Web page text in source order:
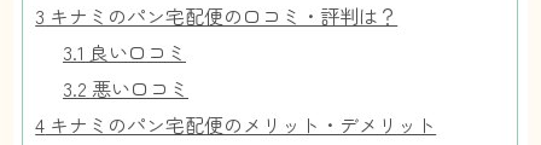
3 キナミのパン宅配便の口コミ・評判は？
3.1 良い口コミ
3.2 悪い口コミ
4 キナミのパン宅配便のメリット・デメリット